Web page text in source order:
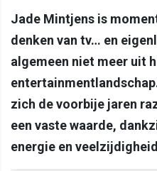
Jade Mintjens is
denken van tv… en
algemeen niet meer uit
zich de voorbije jaren
een vaste waarde,
energie en